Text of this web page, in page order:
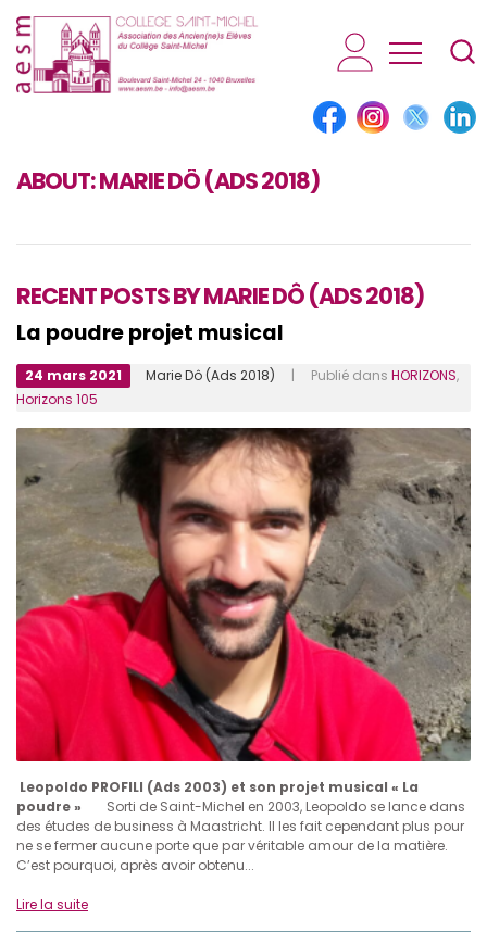
AESM...
ABOUT:MARIE DÔ (ADS 2018)
RECENT POSTS BY MARIE DÔ (ADS 2018)
La poudre projet musical
24 mars 2021 Marie Dô (Ads 2018) | Publié dans HORIZONS,
Horizons 105
Leopoldo PROFILI (Ads 2003) et son projet musical « La
poudre »
Sorti de Saint-Michel en 2003, Leopoldo se lance dans
des études de business à Maastricht. Il les fait cependant plus pour
ne se fermer aucune porte que par véritable amour de la matière.
C’est pourquoi, après avoir obtenu...
Lire la suite